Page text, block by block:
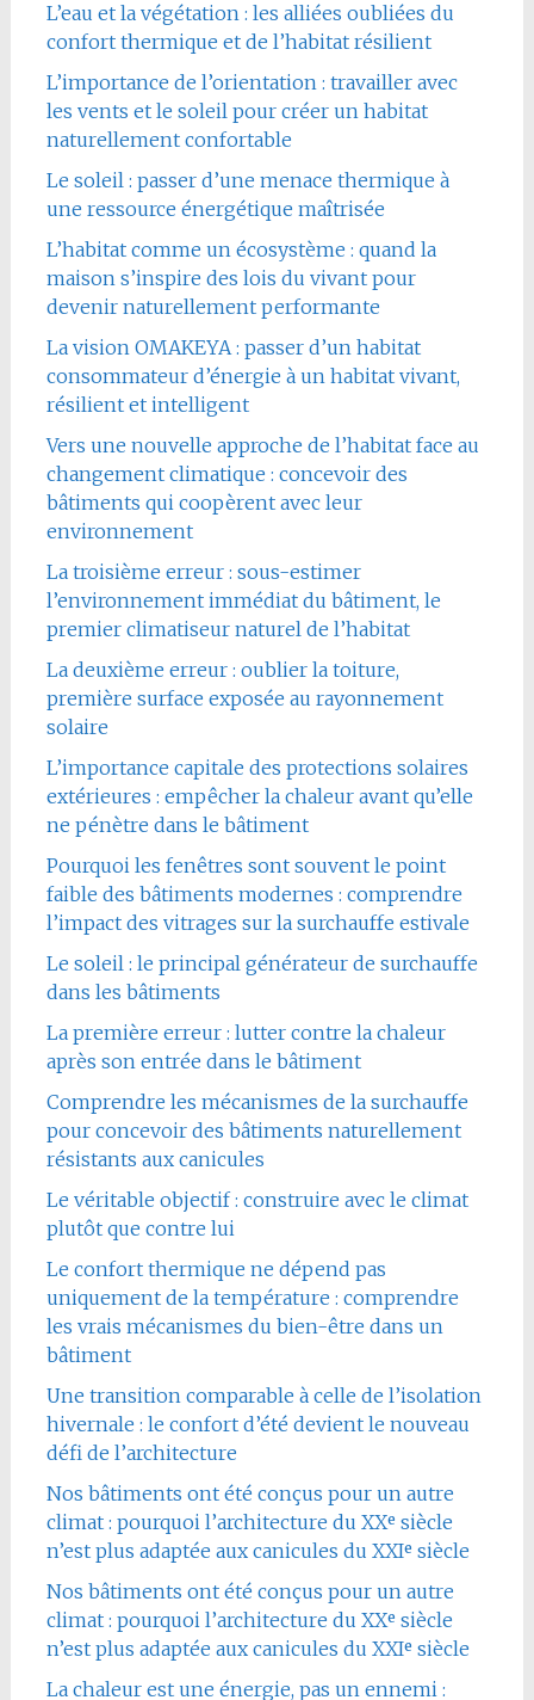
L’eau et la végétation : les alliées oubliées du
confort thermique et de l’habitat résilient
L’importance de l’orientation : travailler avec
les vents et le soleil pour créer un habitat
naturellement confortable
Le soleil : passer d’une menace thermique à
une ressource énergétique maîtrisée
L’habitat comme un écosystème : quand la
maison s’inspire des lois du vivant pour
devenir naturellement performante
La vision OMAKEYA : passer d’un habitat
consommateur d’énergie à un habitat vivant,
résilient et intelligent
Vers une nouvelle approche de l’habitat face au
changement climatique : concevoir des
bâtiments qui coopèrent avec leur
environnement
La troisième erreur : sous-estimer
l’environnement immédiat du bâtiment, le
premier climatiseur naturel de l’habitat
La deuxième erreur : oublier la toiture,
première surface exposée au rayonnement
solaire
L’importance capitale des protections solaires
extérieures : empêcher la chaleur avant qu’elle
ne pénètre dans le bâtiment
Pourquoi les fenêtres sont souvent le point
faible des bâtiments modernes : comprendre
l’impact des vitrages sur la surchauffe estivale
Le soleil : le principal générateur de surchauffe
dans les bâtiments
La première erreur : lutter contre la chaleur
après son entrée dans le bâtiment
Comprendre les mécanismes de la surchauffe
pour concevoir des bâtiments naturellement
résistants aux canicules
Le véritable objectif : construire avec le climat
plutôt que contre lui
Le confort thermique ne dépend pas
uniquement de la température : comprendre
les vrais mécanismes du bien-être dans un
bâtiment
Une transition comparable à celle de l’isolation
hivernale : le confort d’été devient le nouveau
défi de l’architecture
Nos bâtiments ont été conçus pour un autre
climat : pourquoi l’architecture du XXᵉ siècle
n’est plus adaptée aux canicules du XXIᵉ siècle
Nos bâtiments ont été conçus pour un autre
climat : pourquoi l’architecture du XXᵉ siècle
n’est plus adaptée aux canicules du XXIᵉ siècle
La chaleur est une énergie, pas un ennemi :